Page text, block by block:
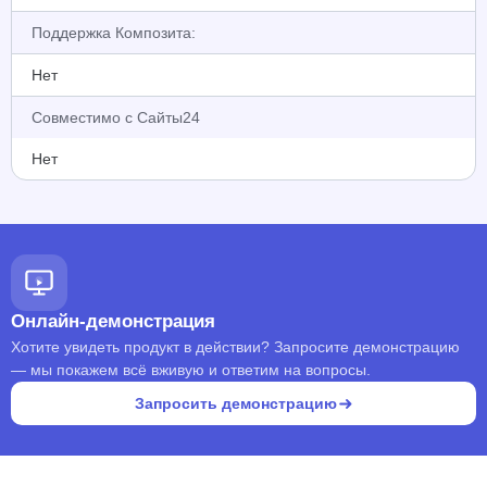
Поддержка Композита:
Нет
Совместимо с Сайты24
Нет
Онлайн-демонстрация
Хотите увидеть продукт в действии? Запросите демонстрацию
— мы покажем всё вживую и ответим на вопросы.
Запросить демонстрацию